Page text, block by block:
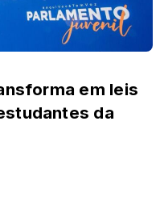
em leis
da